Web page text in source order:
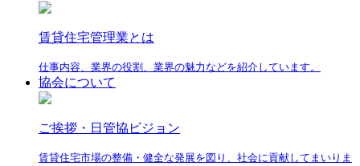
賃貸住宅管理業とは
仕事内容、業界の役割、業界の魅力などを紹介しています。
協会について
ご挨拶・日管協ビジョン
賃貸住宅市場の整備・健全な発展を図り、社会に貢献してまいりま